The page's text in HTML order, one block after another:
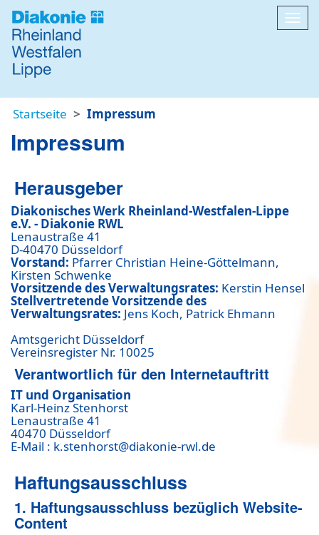
Startseite Impressum
Impressum
Herausgeber
Diakonisches Werk Rheinland-Westfalen-Lippe
e.V. - Diakonie RWL
Lenaustraße 41
D-40470 Düsseldorf
Vorstand: Pfarrer Christian Heine-Göttelmann,
Kirsten Schwenke
Vorsitzende des Verwaltungsrates: Kerstin Hensel
Stellvertretende Vorsitzende des
Verwaltungsrates: Jens Koch, Patrick Ehmann
Amtsgericht Düsseldorf
Vereinsregister Nr. 10025
Verantwortlich für den Internetauftritt
IT und Organisation
Karl-Heinz Stenhorst
Lenaustraße 41
40470 Düsseldorf
E-Mail : k.stenhorst@diakonie-rwl.de
Haftungsausschluss
1. Haftungsausschluss bezüglich Website-
Content